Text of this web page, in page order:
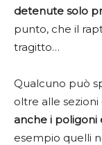
detenute solo
punto, che il
tragitto…
Qualcuno può
oltre alle sezioni
anche i poligoni
esempio quelli